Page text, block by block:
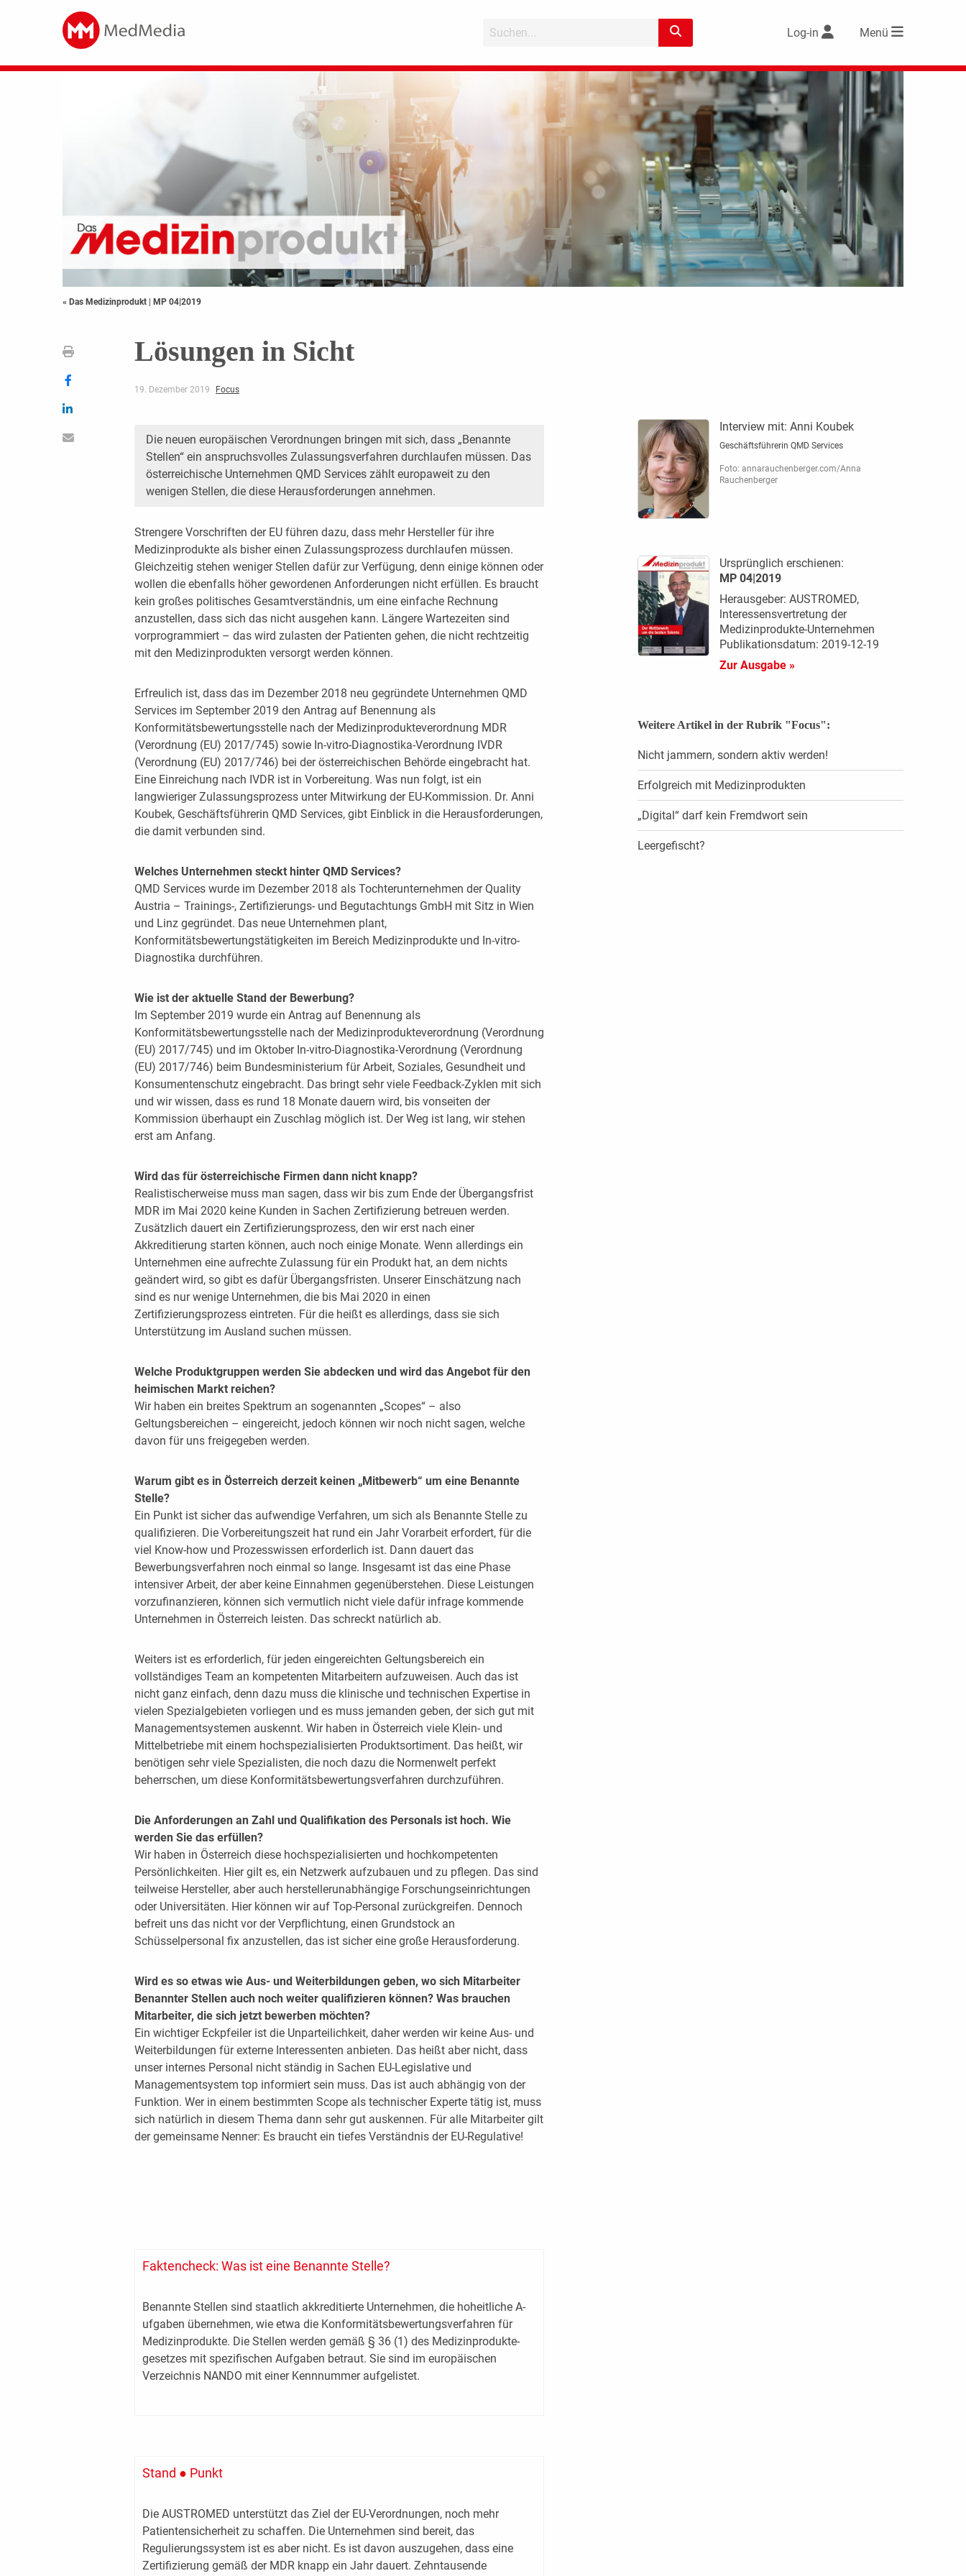
Log-in Menü
« Das Medizinprodukt | MP 04|2019
Lösungen in Sicht
19. Dezember 2019 Focus
Die neuen europäischen Verordnungen bringen mit sich, dass „Benannte
Stellen“ ein anspruchsvolles Zulassungsverfahren durchlaufen müssen. Das
österreichische Unternehmen QMD Services zählt europaweit zu den
wenigen Stellen, die diese Heraus­forderungen annehmen.
Strengere Vorschriften der EU führen dazu, dass mehr Hersteller für ihre
Medizinprodukte als bisher einen Zulassungsprozess durchlaufen müssen.
Gleichzeitig stehen weniger Stellen dafür zur Verfügung, denn einige können oder
wollen die ebenfalls höher gewordenen Anforderungen nicht erfüllen. Es braucht
kein großes politisches Gesamtverständnis, um eine einfache Rechnung
anzustellen, dass sich das nicht ausgehen kann. Längere Wartezeiten sind
vorprogrammiert – das wird zulasten der Patienten gehen, die nicht rechtzeitig
mit den Medizinprodukten versorgt werden können.
Erfreulich ist, dass das im Dezember 2018 neu gegründete Unternehmen QMD
Services im September 2019 den Antrag auf Benennung als
Konformitätsbewertungsstelle nach der Medizinprodukteverordnung MDR
(Verordnung (EU) 2017/745) sowie In-vitro-Diagnostika-Verordnung IVDR
(Verordnung (EU) 2017/746) bei der österreichischen Behörde eingebracht hat.
Eine Einreichung nach IVDR ist in Vorbereitung. Was nun folgt, ist ein
langwieriger Zulassungsprozess unter Mitwirkung der EU-Kommission. Dr. Anni
Koubek, Geschäftsführerin QMD Services, gibt Einblick in die Herausforderungen,
die damit verbunden sind.
Welches Unternehmen steckt hinter QMD Services?
QMD Services wurde im Dezember 2018 als Tochterunternehmen der Quality
Austria – Trainings-, Zertifizierungs- und Begutachtungs GmbH mit Sitz in Wien
und Linz gegründet. Das neue Unternehmen plant,
Konformitätsbewertungstätigkeiten im Bereich Medizinprodukte und In-vitro-
Diagnostika durchführen.
Wie ist der aktuelle Stand der Bewerbung?
Im September 2019 wurde ein Antrag auf Benennung als
Konformitätsbewertungsstelle nach der Medizinprodukteverordnung (Verordnung
(EU) 2017/745) und im Oktober In-vitro-Diagnostika-Verordnung (Verordnung
(EU) 2017/746) beim Bundesministerium für Arbeit, Soziales, Gesundheit und
Konsumentenschutz eingebracht. Das bringt sehr viele Feedback-Zyklen mit sich
und wir wissen, dass es rund 18 Monate dauern wird, bis vonseiten der
Kommission überhaupt ein Zuschlag möglich ist. Der Weg ist lang, wir stehen
erst am Anfang.
Wird das für österreichische Firmen dann nicht knapp?
Realistischerweise muss man sagen, dass wir bis zum Ende der Übergangsfrist
MDR im Mai 2020 keine Kunden in Sachen Zertifizierung betreuen werden.
Zusätzlich dauert ein Zertifizierungsprozess, den wir erst nach einer
Akkreditierung starten können, auch noch einige Monate. Wenn allerdings ein
Unternehmen eine aufrechte Zulassung für ein Produkt hat, an dem nichts
geändert wird, so gibt es dafür Übergangsfristen. Unserer Einschätzung nach
sind es nur wenige Unternehmen, die bis Mai 2020 in einen
Zertifizierungsprozess eintreten. Für die heißt es allerdings, dass sie sich
Unterstützung im Ausland suchen müssen.
Welche Produktgruppen werden Sie abdecken und wird das Angebot für den
heimischen Markt reichen?
Wir haben ein breites Spektrum an sogenannten „Scopes“ – also
Geltungsbereichen – eingereicht, jedoch können wir noch nicht sagen, welche
davon für uns freigegeben werden.
Warum gibt es in Österreich derzeit keinen „Mitbewerb“ um eine Benannte
Stelle?
Ein Punkt ist sicher das aufwendige Verfahren, um sich als Benannte Stelle zu
qualifizieren. Die Vorbereitungszeit hat rund ein Jahr Vorarbeit erfordert, für die
viel Know-how und Prozesswissen erforderlich ist. Dann dauert das
Bewerbungsverfahren noch einmal so lange. Insgesamt ist das eine Phase
intensiver Arbeit, der aber keine Einnahmen gegenüberstehen. Diese Leistungen
vorzufinanzieren, können sich vermutlich nicht viele dafür infrage kommende
Unternehmen in Österreich leisten. Das schreckt natürlich ab.
Weiters ist es erforderlich, für jeden eingereichten Geltungsbereich ein
vollständiges Team an kompetenten Mitarbeitern aufzuweisen. Auch das ist
nicht ganz einfach, denn dazu muss die klinische und technischen Expertise in
vielen Spezialgebieten vorliegen und es muss jemanden geben, der sich gut mit
Managementsystemen auskennt. Wir haben in Österreich viele Klein- und
Mittelbetriebe mit einem hochspezialisierten Produktsortiment. Das heißt, wir
benötigen sehr viele Spezialisten, die noch dazu die Normenwelt perfekt
beherrschen, um diese Konformitätsbewertungsverfahren durchzuführen.
Die Anforderungen an Zahl und Qualifikation des Personals ist hoch. Wie
werden Sie das erfüllen?
Wir haben in Österreich diese hochspezialisierten und hochkompetenten
Persönlichkeiten. Hier gilt es, ein Netzwerk aufzubauen und zu pflegen. Das sind
teilweise Hersteller, aber auch herstellerunabhängige Forschungseinrichtungen
oder Universitäten. Hier können wir auf Top-Personal zurückgreifen. Dennoch
befreit uns das nicht vor der Verpflichtung, einen Grundstock an
Schüsselpersonal fix anzustellen, das ist sicher eine große Herausforderung.
Wird es so etwas wie Aus- und Weiterbildungen geben, wo sich Mitarbeiter
Benannter Stellen auch noch weiter qualifizieren können? Was brauchen
Mitarbeiter, die sich jetzt bewerben möchten?
Ein wichtiger Eckpfeiler ist die Unparteilichkeit, daher werden wir keine Aus- und
Weiterbildungen für externe Interessenten anbieten. Das heißt aber nicht, dass
unser internes Personal nicht ständig in Sachen EU-Legislative und
Managementsystem top informiert sein muss. Das ist auch abhängig von der
Funktion. Wer in einem bestimmten Scope als technischer Experte tätig ist, muss
sich natürlich in diesem Thema dann sehr gut auskennen. Für alle Mitarbeiter gilt
der gemeinsame Nenner: Es braucht ein tiefes Verständnis der EU-Regulative!
Faktencheck: Was ist eine Benannte Stelle?
Benannte Stellen sind staatlich akkreditierte Unternehmen, die hoheitliche A­
ufgaben übernehmen, wie etwa die Konformitätsbewertungsverfahren für
Medizinprodukte. Die Stellen werden gemäß § 36 (1) des Medizinprodukte­
gesetzes mit spezifischen Aufgaben betraut. Sie sind im europäischen
Verzeichnis NANDO mit einer Kennnummer aufgelistet.
Stand ● Punkt
Die AUSTROMED unterstützt das Ziel der EU-Verordnungen, noch mehr
Patientensicherheit zu schaffen. Die Unternehmen sind bereit, das
Regulierungssystem ist es aber nicht. Es ist davon auszugehen, dass eine
Zertifizierung gemäß der MDR knapp ein Jahr dauert. Zehntausende
Interview mit: Anni Koubek
Geschäftsführerin QMD Services
Foto: annarauchenberger.com/Anna
Rauchenberger
Ursprünglich erschienen:
MP 04|2019
Herausgeber: AUSTROMED,
lnteressensvertretung der
Medizinprodukte-Unternehmen
Publikationsdatum: 2019-12-19
Zur Ausgabe »
Weitere Artikel in der Rubrik "Focus":
Nicht jammern, sondern aktiv werden!
Erfolgreich mit Medizinprodukten
„Digital“ darf kein Fremdwort sein
Leergefischt?